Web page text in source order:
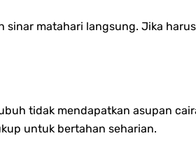
matahari langsung. Jika
tidak mendapatkan asupan
untuk bertahan seharian.